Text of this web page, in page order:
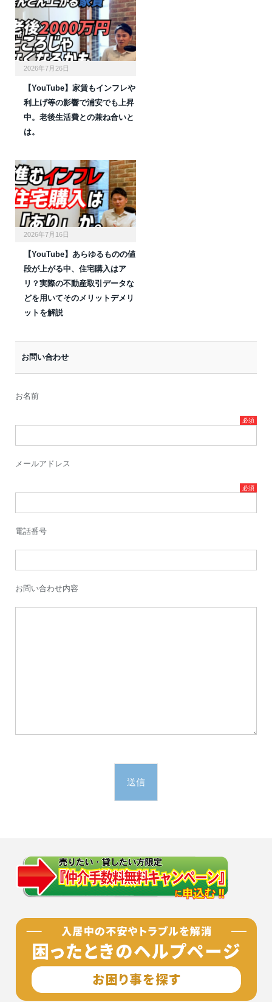
2026年7月26日
【YouTube】家賃もインフレや
利上げ等の影響で浦安でも上昇
中。老後生活費との兼ね合いと
は。
2026年7月16日
【YouTube】あらゆるものの値
段が上がる中、住宅購入はア
リ？実際の不動産取引データな
どを用いてそのメリットデメリ
ットを解説
お問い合わせ
お名前
メールアドレス
電話番号
お問い合わせ内容